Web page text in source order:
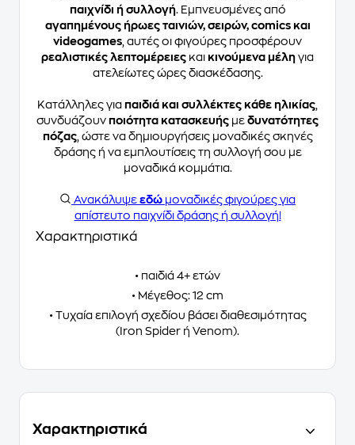
παιχνίδι ή συλλογή. Εμπνευσμένες από
αγαπημένους ήρωες ταινιών, σειρών, comics και
videogames , αυτές οι φιγούρες προσφέρουν
ρεαλιστικές λεπτομέρειες και κινούμενα μέλη για
ατελείωτες ώρες διασκέδασης.
Κατάλληλες για παιδιά και συλλέκτες κάθε ηλικίας
συνδυάζουν ποιότητα κατασκευής με δυνατότητες
πόζας, ώστε να δημιουργήσεις μοναδικές σκηνές
δράσης ή να εμπλουτίσεις τη συλλογή σου με
μοναδικά κομμάτια.
Ανακάλυψε εδώ μοναδικές φιγούρες για
απίστευτο παιχνίδι δράσης ή συλλογή!
Χαρακτηριστικά
• παιδιά 4+ ετών
• Μέγεθος: 12 cm
• Τυχαία επιλογή σχεδίου βάσει διαθεσιμότητας
(Iron Spider ή Venom).
Χαρακτηριστικά